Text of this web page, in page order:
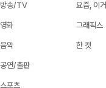
방송/TV
영화
음악
공연/출판
스포츠
요즘, 이거
그래픽스
한 컷